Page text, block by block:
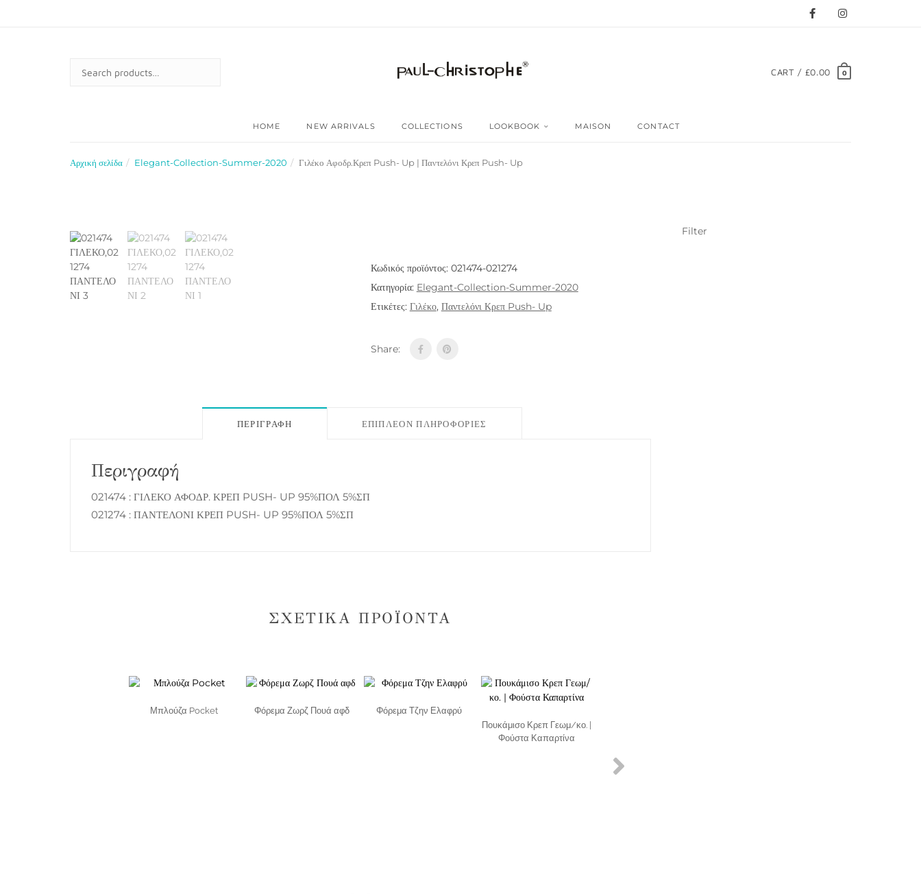
FOR:
0
CART / £0.00
HOME NEW ARRIVALS COLLECTIONS LOOKBOOK MAISON CONTACT
Αρχική σελίδα Elegant-Collection-Summer-2020 Γιλέκο Αφοδρ.Κρεπ Push- Up | Παντελόνι Κρεπ Push- Up
Κωδικός προϊόντος: 021474-021274
Κατηγορία: Elegant-Collection-Summer-2020
Ετικέτες: Γιλέκο, Παντελόνι Κρεπ Push- Up
Share:
ΠΕΡΙΓΡΑΦΉ ΕΠΙΠΛΈΟΝ ΠΛΗΡΟΦΟΡΊΕΣ
Περιγραφή
021474 : ΓΙΛΕΚΟ ΑΦΟΔΡ. ΚΡΕΠ PUSH- UP 95%ΠΟΛ 5%ΣΠ
021274 : ΠΑΝΤΕΛΟΝΙ ΚΡΕΠ PUSH- UP 95%ΠΟΛ 5%ΣΠ
ΣΧΕΤΙΚΆ ΠΡΟΪΌΝΤΑ
Μπλούζα Pocket Φόρεμα Ζωρζ Πουά αφδ
Φόρεμα Τζην Ελαφρύ
Πουκάμισο Κρεπ Γεωμ/κο. |
Φούστα Καπαρτίνα
Filter